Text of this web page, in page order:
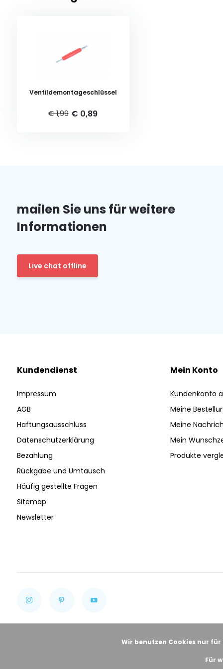
Ventildemontageschlüssel
€ 1,99 € 0,89
mailen Sie uns für weitere
Informationen
Live chat offline
Kundendienst
Impressum
AGB
Haftungsausschluss
Datenschutzerklärung
Bezahlung
Rückgabe und Umtausch
Häufig gestellte Fragen
Sitemap
Newsletter
Mein Konto
Kundenkonto
Meine
Meine
Mein
Produkte
Wir benutzen Cookies nur für
Für